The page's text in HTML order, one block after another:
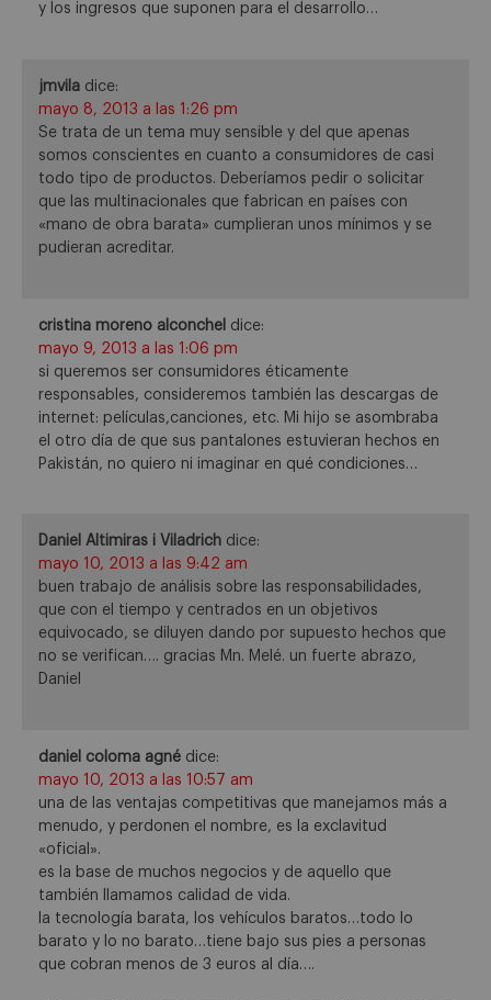
y los ingresos que suponen para el desarrollo…
jmvila dice:
mayo 8, 2013 a las 1:26 pm
Se trata de un tema muy sensible y del que apenas
somos conscientes en cuanto a consumidores de casi
todo tipo de productos. Deberíamos pedir o solicitar
que las multinacionales que fabrican en países con
«mano de obra barata» cumplieran unos mínimos y se
pudieran acreditar.
cristina moreno alconchel dice:
mayo 9, 2013 a las 1:06 pm
si queremos ser consumidores éticamente
responsables, consideremos también las descargas de
internet: películas,canciones, etc. Mi hijo se asombraba
el otro día de que sus pantalones estuvieran hechos en
Pakistán, no quiero ni imaginar en qué condiciones…
Daniel Altimiras i Viladrich dice:
mayo 10, 2013 a las 9:42 am
buen trabajo de análisis sobre las responsabilidades,
que con el tiempo y centrados en un objetivos
equivocado, se diluyen dando por supuesto hechos que
no se verifican…. gracias Mn. Melé. un fuerte abrazo,
Daniel
daniel coloma agné dice:
mayo 10, 2013 a las 10:57 am
una de las ventajas competitivas que manejamos más a
menudo, y perdonen el nombre, es la exclavitud
«oficial».
es la base de muchos negocios y de aquello que
también llamamos calidad de vida.
la tecnología barata, los vehículos baratos…todo lo
barato y lo no barato…tiene bajo sus pies a personas
que cobran menos de 3 euros al día….